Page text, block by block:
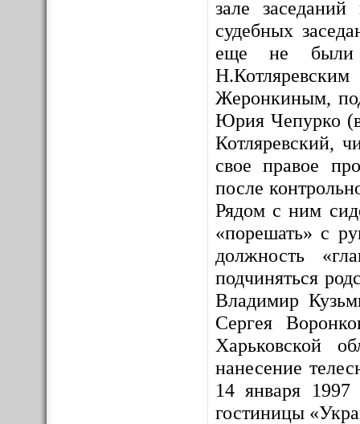
зале
судебных
еще не были
Жеронкиным,
Юрия Чепурко
Котляревский,
свое правое
после
Рядом с ним
«порешать» с
должность
подчиняться
Владимир
Сергея
Харьковской
нанесение
14 января
гостиницы